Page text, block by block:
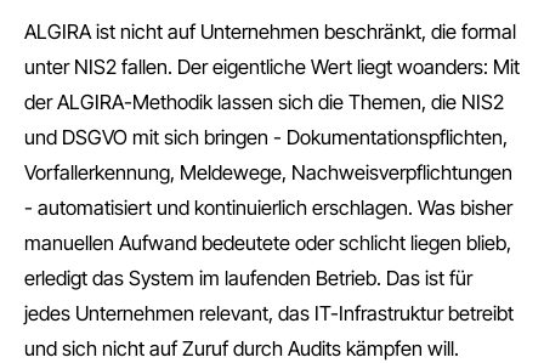
ALGIRA ist nicht auf Unternehmen beschränkt, die formal
unter NIS2 fallen. Der eigentliche Wert liegt woanders: Mit
der ALGIRA-Methodik lassen sich die Themen, die NIS2
und DSGVO mit sich bringen - Dokumentationspflichten,
Vorfallerkennung, Meldewege, Nachweisverpflichtungen
- automatisiert und kontinuierlich erschlagen. Was bisher
manuellen Aufwand bedeutete oder schlicht liegen blieb,
erledigt das System im laufenden Betrieb. Das ist für
jedes Unternehmen relevant, das IT-Infrastruktur betreibt
und sich nicht auf Zuruf durch Audits kämpfen will.